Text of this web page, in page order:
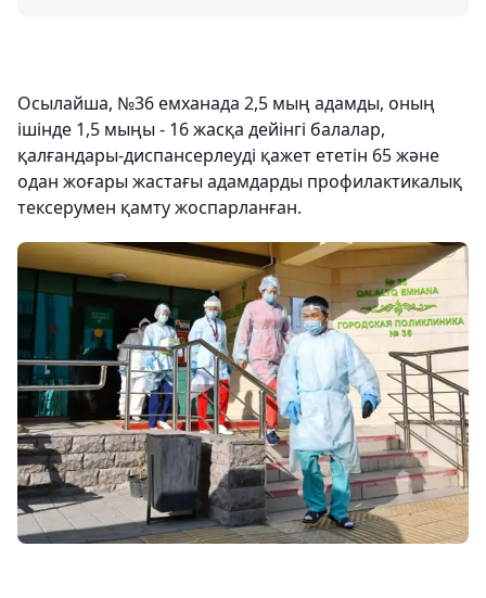
Осылайша, №36 емханада 2,5 мың адамды, оның
ішінде 1,5 мыңы - 16 жасқа дейінгі балалар,
қалғандары-диспансерлеуді қажет ететін 65 және
одан жоғары жастағы адамдарды профилактикалық
тексерумен қамту жоспарланған.